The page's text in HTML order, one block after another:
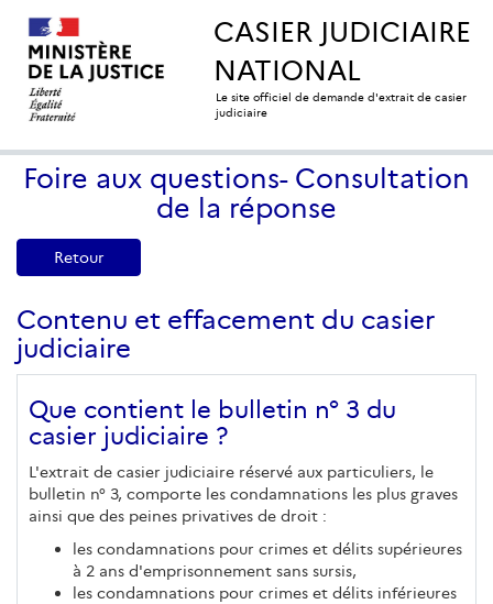
CASIER JUDICIAIRE
NATIONAL
Le site officiel de demande d'extrait de casier
judiciaire
Foire aux questions- Consultation
de la réponse
Retour
Contenu et effacement du casier
judiciaire
Que contient le bulletin n° 3 du
casier judiciaire ?
L'extrait de casier judiciaire réservé aux particuliers, le
bulletin n° 3, comporte les condamnations les plus graves
ainsi que des peines privatives de droit :
les condamnations pour crimes et délits supérieures
à 2 ans d'emprisonnement sans sursis,
les condamnations pour crimes et délits inférieures